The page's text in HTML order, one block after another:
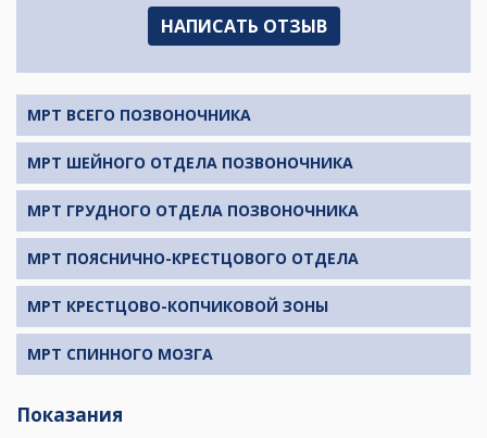
НАПИСАТЬ ОТЗЫВ
МРТ ВСЕГО ПОЗВОНОЧНИКА
МРТ ШЕЙНОГО ОТДЕЛА ПОЗВОНОЧНИКА
МРТ ГРУДНОГО ОТДЕЛА ПОЗВОНОЧНИКА
МРТ ПОЯСНИЧНО-КРЕСТЦОВОГО ОТДЕЛА
МРТ КРЕСТЦОВО-КОПЧИКОВОЙ ЗОНЫ
МРТ СПИННОГО МОЗГА
Показания